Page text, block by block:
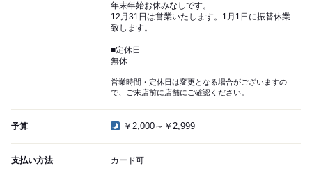
年末年始お休みなしです。
12月31日は営業いたします。1月1日に振替休業
致します。
■定休日
無休
営業時間・定休日は変更となる場合がございますの
で、ご来店前に店舗にご確認ください。
予算 ￥2,000～￥2,999
支払い方法 カード可